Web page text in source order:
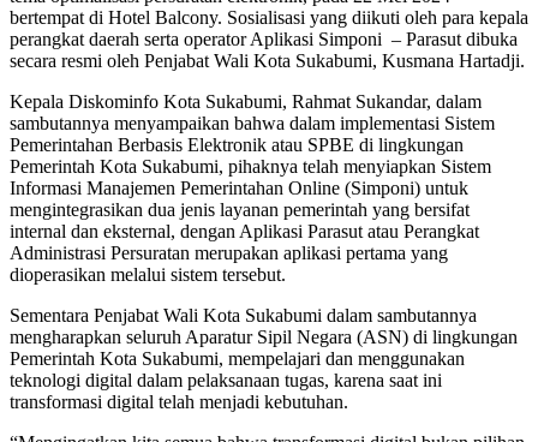
bertempat di Hotel Balcony. Sosialisasi yang diikuti oleh para kepala
perangkat daerah serta operator Aplikasi Simponi – Parasut dibuka
secara resmi oleh Penjabat Wali Kota Sukabumi, Kusmana Hartadji.
Kepala Diskominfo Kota Sukabumi, Rahmat Sukandar, dalam
sambutannya menyampaikan bahwa dalam implementasi Sistem
Pemerintahan Berbasis Elektronik atau SPBE di lingkungan
Pemerintah Kota Sukabumi, pihaknya telah menyiapkan Sistem
Informasi Manajemen Pemerintahan Online (Simponi) untuk
mengintegrasikan dua jenis layanan pemerintah yang bersifat
internal dan eksternal, dengan Aplikasi Parasut atau Perangkat
Administrasi Persuratan merupakan aplikasi pertama yang
dioperasikan melalui sistem tersebut.
Sementara Penjabat Wali Kota Sukabumi dalam sambutannya
mengharapkan seluruh Aparatur Sipil Negara (ASN) di lingkungan
Pemerintah Kota Sukabumi, mempelajari dan menggunakan
teknologi digital dalam pelaksanaan tugas, karena saat ini
transformasi digital telah menjadi kebutuhan.